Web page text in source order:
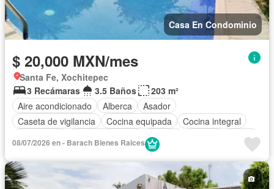
Casa En Condominio
$ 20,000 MXN/mes
Santa Fe, Xochitepec
3 Recámaras
3.5 Baños
203 m²
Aire acondicionado
Alberca
Asador
Caseta de vigilancia
Cocina equipada
Cocina integral
Internet
Jardín
Seguridad
Permite niños
Solo familias
08/07/2026 en - Barach Bienes Raices